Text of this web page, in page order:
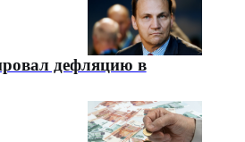
дефляцию в